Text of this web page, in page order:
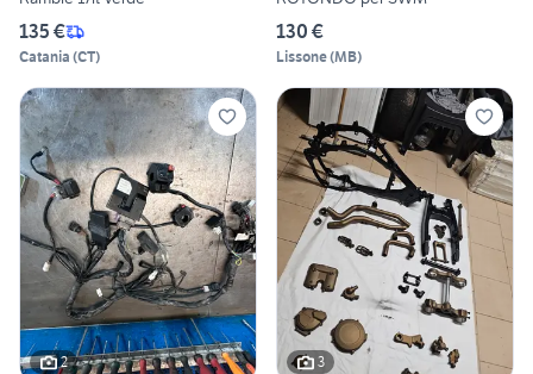
135 €
Catania (CT)
130 €
Lissone(MB)
2 3